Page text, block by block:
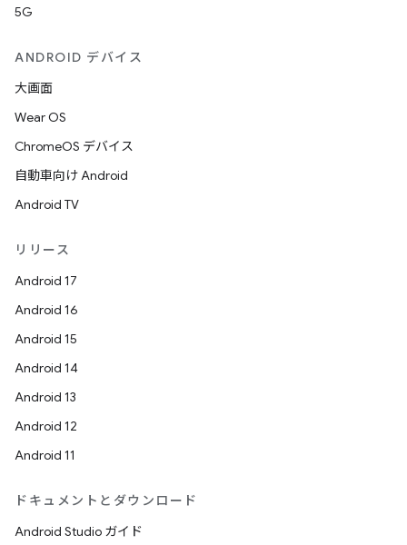
5G
ANDROID デバイス
大画面
Wear OS
ChromeOS デバイス
自動車向け Android
Android TV
リリース
Android 17
Android 16
Android 15
Android 14
Android 13
Android 12
Android 11
ドキュメントとダウンロード
Android Studio ガイド